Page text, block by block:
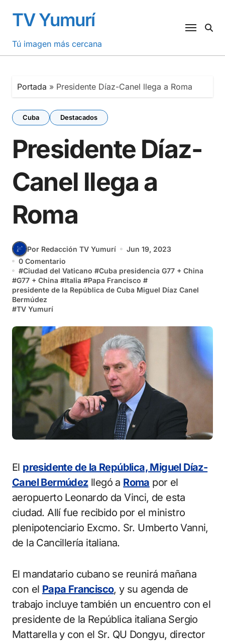
contenido
TV Yumurí
Tú imagen más cercana
Portada » Presidente Díaz-Canel llega a Roma
Cuba Destacados
Presidente Díaz-
Canel llega a
Roma
Por Redacción TV Yumurí
Jun 19, 2023
0 Comentario
#Ciudad del Vaticano #Cuba presidencia G77 + China
#G77 + China #Italia #Papa Francisco #
presidente de la República de Cuba Miguel Díaz Canel
Bermúdez
#TV Yumurí
El presidente de la República, Miguel Díaz-
Canel Bermúdezllegó a Roma por el
aeropuerto Leonardo da Vinci, de esta
ciudad. Allí fue recibido por el ministro
plenipotenciario Excmo. Sr. Umberto Vanni,
de la Cancillería italiana.
El mandatario cubano se reunirá mañana
con el Papa Francisco, y su agenda de
trabajo incluye también un encuentro con el
presidente de la República italiana Sergio
Mattarella y con el Sr. QU Dongyu, director